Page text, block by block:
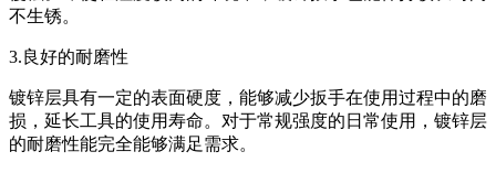
不生锈。
3.良好的耐磨性
镀锌层具有一定的表面硬度，能够减少扳手在使用过程中的磨
损，延长工具的使用寿命。对于常规强度的日常使用，镀锌层
的耐磨性能完全能够满足需求。